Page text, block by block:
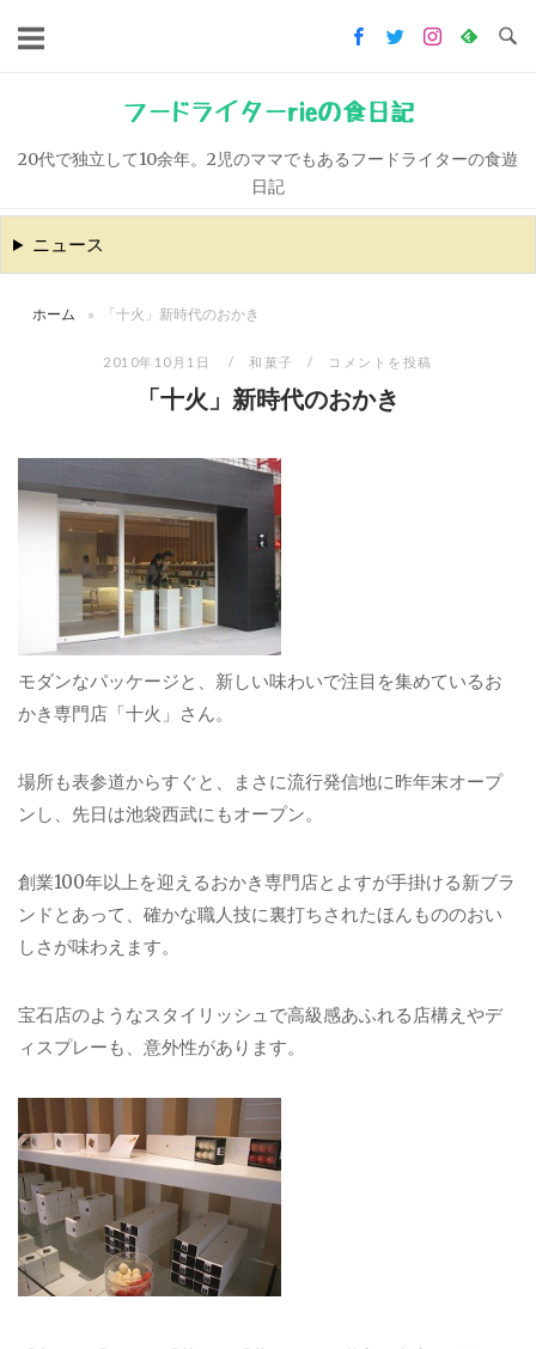
キ
ッ
フードライターrieの食日記
20代で独立して10余年。2児のママでもあるフードライターの食遊
日記
ニュース
ホーム » 「十火」新時代のおかき
2010年10月1日 和菓子 コメントを投稿
「十火」新時代のおかき
モダンなパッケージと、新しい味わいで注目を集めているお
かき専門店「十火」さん。
場所も表参道からすぐと、まさに流行発信地に昨年末オープ
ンし、先日は池袋西武にもオープン。
創業100年以上を迎えるおかき専門店とよすが手掛ける新ブラ
ンドとあって、確かな職人技に裏打ちされたほんもののおい
しさが味わえます。
宝石店のようなスタイリッシュで高級感あふれる店構えやデ
ィスプレーも、意外性があります。